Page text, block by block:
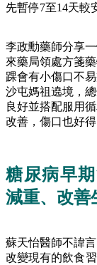
先暫停7至14天較
李政勳藥師分享
來藥局領處方箋
踝會有小傷口不
沙屯媽祖遶境，
良好並搭配服用
改善，傷口也好得
糖尿病早
減重、改善
蘇天怡醫師不諱
改變現有的飲食